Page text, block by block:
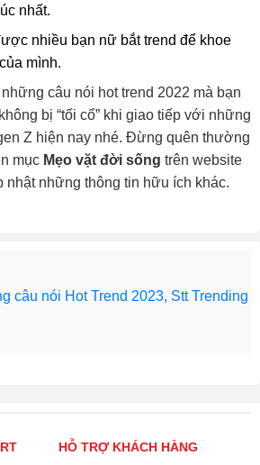
nhất.
nhiều bạn nữ bắt trend để khoe
mình.
câu nói hot trend 2022 mà bạn
bị “tối cổ” khi giao tiếp với những
Z hiện nay nhé. Đừng quên thường
mục Mẹo vặt đời sống trên website
nhật những thông tin hữu ích khác.
câu nói Hot Trend 2023, Stt Trending
HỖ TRỢ KHÁCH HÀNG